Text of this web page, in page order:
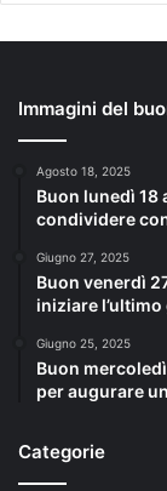
Immagini del
Agosto 18, 2025
Buon lunedì 18
condividere
Giugno 27, 2025
Buon venerdì
iniziare
Giugno 25, 2025
Buon
per augurare
Categorie